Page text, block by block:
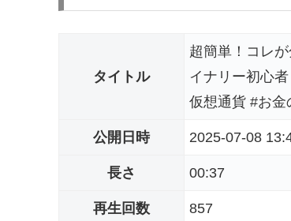
タイトル
超簡単！コレ
イナリー初心
仮想通貨 #お金
公開日時 2025-07-08
長さ 00:37
再生回数 857